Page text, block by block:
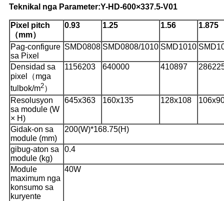
Teknikal nga Parameter:Y-HD-600×337.5-V01
Pixel pitch
（mm）
0.93 1.25 1.56 1.875
Pag-configure
sa Pixel
SMD0808 SMD0808/1010 SMD1010
Densidad sa
pixel（mga
tulbok/m2）
1156203 640000 410897
Resolusyon
sa module (W
× H)
645x363 160x135 128x108
Gidak-on sa
module (mm)
200(W)*168.75(H)
gibug-aton sa
module (kg)
0.4
Module
maximum nga
konsumo sa
kuryente
40W